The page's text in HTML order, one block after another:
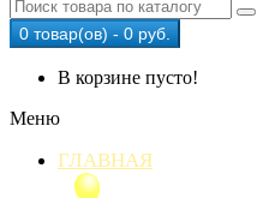
0 товар(ов) - 0 руб.
В корзине пусто!
Меню
ГЛАВНАЯ